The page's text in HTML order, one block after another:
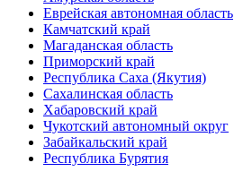
Еврейская автономная область
Камчатский край
Магаданская область
Приморский край
Республика Саха (Якутия)
Сахалинская область
Хабаровский край
Чукотский автономный округ
Забайкальский край
Республика Бурятия